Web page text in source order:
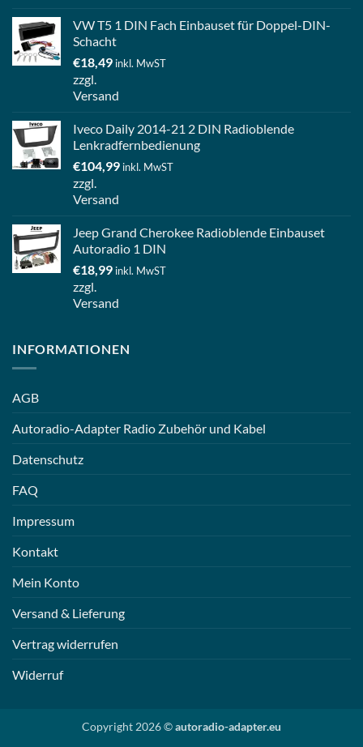
VW T5 1 DIN Fach Einbauset für Doppel-DIN-
Schacht
€18,49 inkl. MwST
zzgl.
Versand
Iveco Daily 2014-21 2 DIN Radioblende
Lenkradfernbedienung
€104,99 inkl. MwST
zzgl.
Versand
Jeep Grand Cherokee Radioblende Einbauset
Autoradio 1 DIN
€18,99 inkl. MwST
zzgl.
Versand
INFORMATIONEN
AGB
Autoradio-Adapter Radio Zubehör und Kabel
Datenschutz
FAQ
Impressum
Kontakt
Mein Konto
Versand & Lieferung
Vertrag widerrufen
Widerruf
Copyright 2026 ©autoradio-adapter.eu